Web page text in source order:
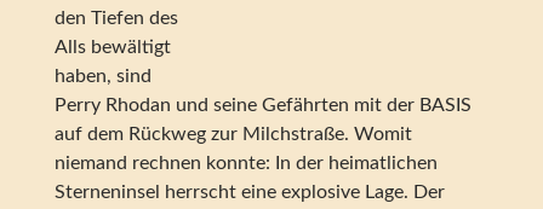
den Tiefen des
Alls bewältigt
haben, sind
Perry Rhodan und seine Gefährten mit der BASIS
auf dem Rückweg zur Milchstraße. Womit
niemand rechnen konnte: In der heimatlichen
Sterneninsel herrscht eine explosive Lage. Der